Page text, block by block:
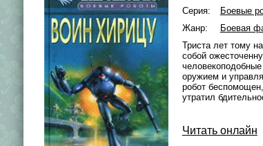
Серия:
Боевые
Жанр:
Боевая
Триста лет тому
собой
оружием и
робот
утратил
Читать онлайн